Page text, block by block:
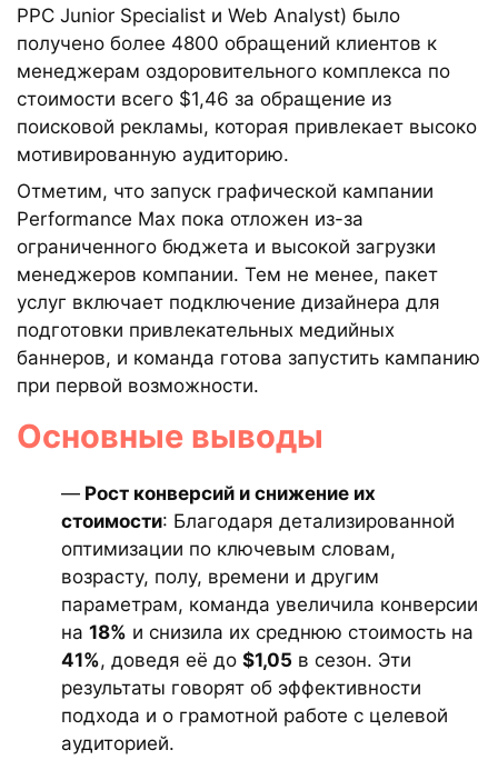
PPC Junior Specialist и Web Analyst) было
получено более 4800 обращений клиентов к
менеджерам оздоровительного комплекса по
стоимости всего $1,46 за обращение из
поисковой рекламы, которая привлекает высоко
мотивированную аудиторию.
Отметим, что запуск графической кампании
Performance Max пока отложен из-за
ограниченного бюджета и высокой загрузки
менеджеров компании. Тем не менее, пакет
услуг включает подключение дизайнера для
подготовки привлекательных медийных
баннеров, и команда готова запустить кампанию
при первой возможности.
Основные выводы
— Рост конверсий и снижение их
стоимости: Благодаря детализированной
оптимизации по ключевым словам,
возрасту, полу, времени и другим
параметрам, команда увеличила конверсии
на 18% и снизила их среднюю стоимость на
41%, доведя её до $1,05 в сезон. Эти
результаты говорят об эффективности
подхода и о грамотной работе с целевой
аудиторией.